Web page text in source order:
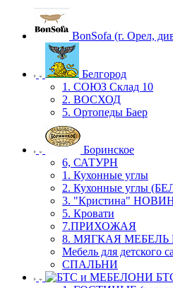
BonSofa (г. Орел,
Белгород
1. СОЮЗ Склад 10
2. ВОСХОД
5. Ортопеды Баер
Боринское
6, САТУРН
1. Кухонные углы
2. Кухонные углы
3. "Кристина"
5. Кровати
7.ПРИХОЖАЯ
8. МЯГКАЯ МЕБЕЛЬ
Мебель для детского
СПАЛЬНИ